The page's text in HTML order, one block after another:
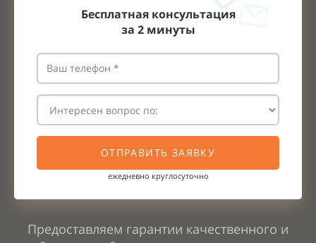
Бесплатная консультация
за 2 минуты
ОТПРАВИТЬ ЗАЯВКУ
ежедневно круглосуточно
Предоставляем гарантии качественного и